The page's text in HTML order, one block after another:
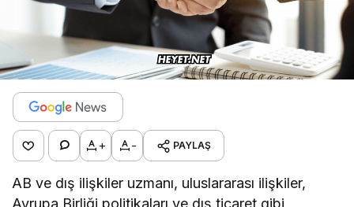
+ - PAYLAŞ
AB ve dış ilişkiler uzmanı, uluslararası ilişkiler,
Avrupa Birliği politikaları ve dış ticaret gibi